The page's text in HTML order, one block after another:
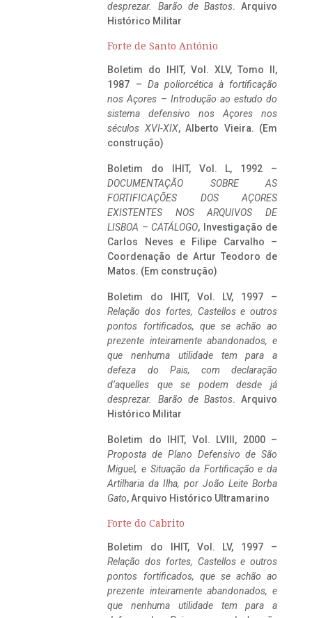
desprezar. Barão de Bastos. Arquivo
Histórico Militar
Forte de Santo António
Boletim do IHIT, Vol. XLV, Tomo II,
1987 – Da poliorcética à fortificação
nos Açores – Introdução ao estudo do
sistema defensivo nos Açores nos
séculos XVI-XIX, Alberto Vieira. (Em
construção)
Boletim do IHIT, Vol. L, 1992 –
DOCUMENTAÇÃO SOBRE AS
FORTIFICAÇÕES DOS AÇORES
EXISTENTES NOS ARQUIVOS DE
LISBOA – CATÁLOGO, Investigação de
Carlos Neves e Filipe Carvalho –
Coordenação de Artur Teodoro de
Matos. (Em construção)
Boletim do IHIT, Vol. LV, 1997 –
Relação dos fortes, Castellos e outros
pontos fortificados, que se achão ao
prezente inteiramente abandonados, e
que nenhuma utilidade tem para a
defeza do Pais, com declaração
d’aquelles que se podem desde já
desprezar. Barão de Bastos. Arquivo
Histórico Militar
Boletim do IHIT, Vol. LVIII, 2000 –
Proposta de Plano Defensivo de São
Miguel, e Situação da Fortificação e da
Artilharia da Ilha, por João Leite Borba
Gato, Arquivo Histórico Ultramarino
Forte do Cabrito
Boletim do IHIT, Vol. LV, 1997 –
Relação dos fortes, Castellos e outros
pontos fortificados, que se achão ao
prezente inteiramente abandonados, e
que nenhuma utilidade tem para a